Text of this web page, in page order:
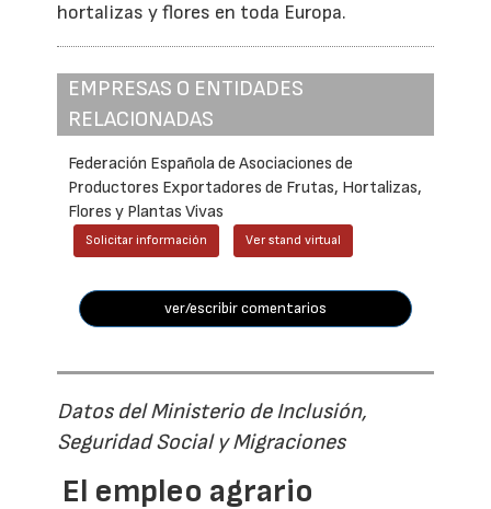
hortalizas y flores en toda Europa.
EMPRESAS O ENTIDADES
RELACIONADAS
Federación Española de Asociaciones de
Productores Exportadores de Frutas, Hortalizas,
Flores y Plantas Vivas
Solicitar información Ver stand virtual
ver/escribir comentarios
Datos del Ministerio de Inclusión,
Seguridad Social y Migraciones
El empleo agrario